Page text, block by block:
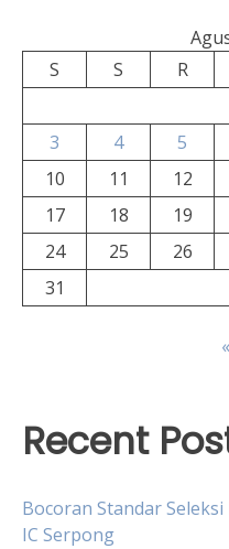
S
S R
3
4 5
10
11 12
17
18 19
24
25 26
31
Recent
Bocoran Standar
IC Serpong